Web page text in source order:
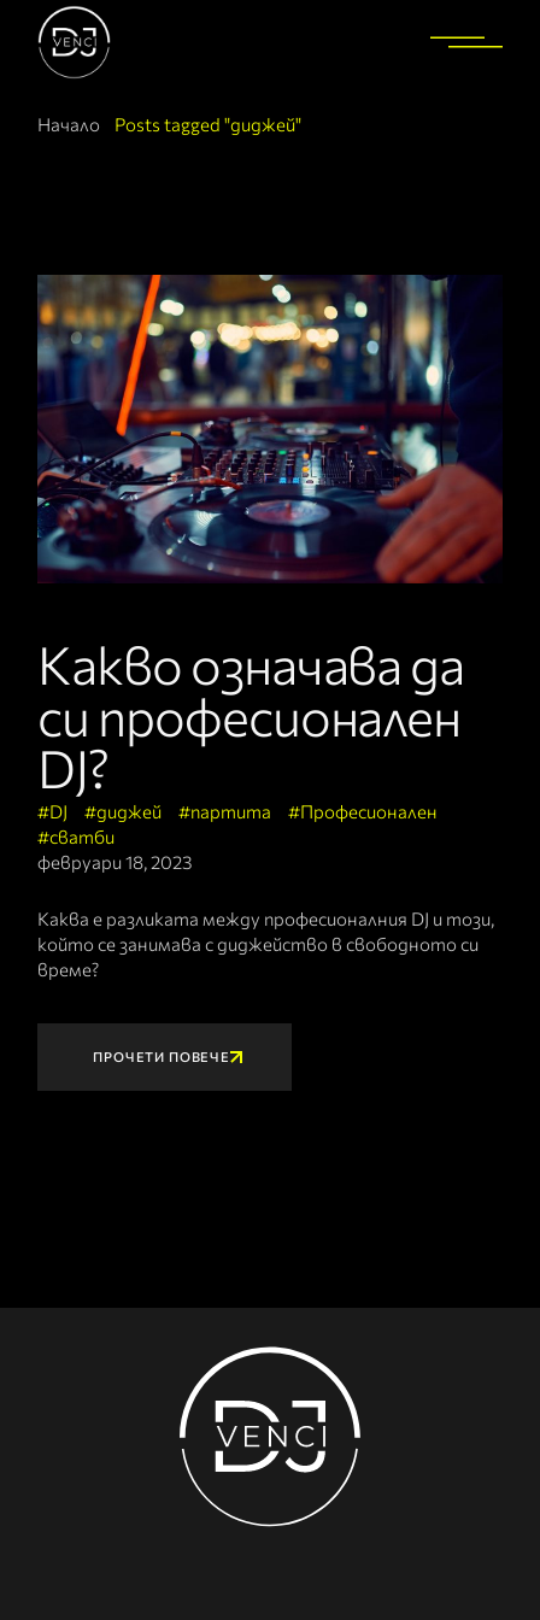
Начало Posts tagged "диджей"
Какво означава да
си професионален
DJ?
DJ диджей партита
Професионален
сватби
февруари 18, 2023
Каква е разликата между професионалния DJ и този,
който се занимава с диджейство в свободното си
време?
ПРОЧЕТИ ПОВЕЧЕ